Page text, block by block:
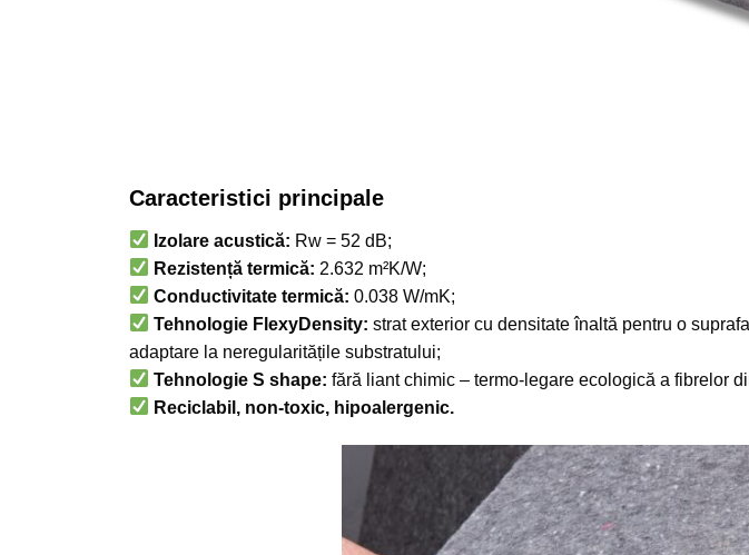
Caracteristici principale
Izolare acustică: Rw = 52 dB;
Rezistență termică: 2.632 m²K/W;
Conductivitate termică: 0.038 W/mK;
Tehnologie FlexyDensity: strat exterior cu densitate înaltă pentru o
adaptare la neregularitățile substratului;
Tehnologie S shape: fără liant chimic – termo-legare ecologică a fibrelor
Reciclabil, non-toxic, hipoalergenic.